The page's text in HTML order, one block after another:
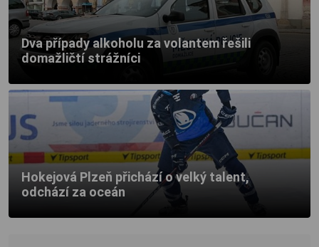
Dva případy alkoholu za volantem řešili
domažličtí strážníci
Hokejová Plzeň přichází o velký talent,
odchází za oceán